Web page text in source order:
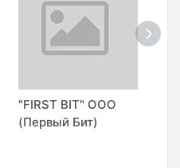
"FIRST BIT" ООО
(Первый Бит)